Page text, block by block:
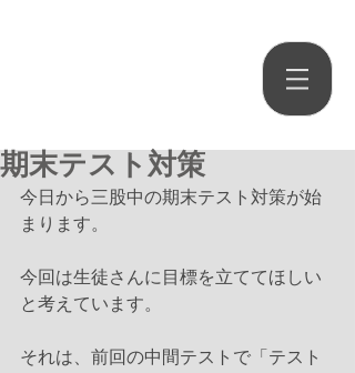
期末テスト対策
今日から三股中の期末テスト対策が始
まります。
今回は生徒さんに目標を立ててほしい
と考えています。
それは、前回の中間テストで「テスト